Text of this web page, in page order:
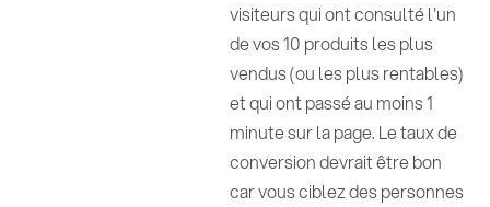
visiteurs qui ont consulté l'un
de vos 10 produits les plus
vendus (ou les plus rentables)
et qui ont passé au moins 1
minute sur la page. Le taux de
conversion devrait être bon
car vous ciblez des personnes